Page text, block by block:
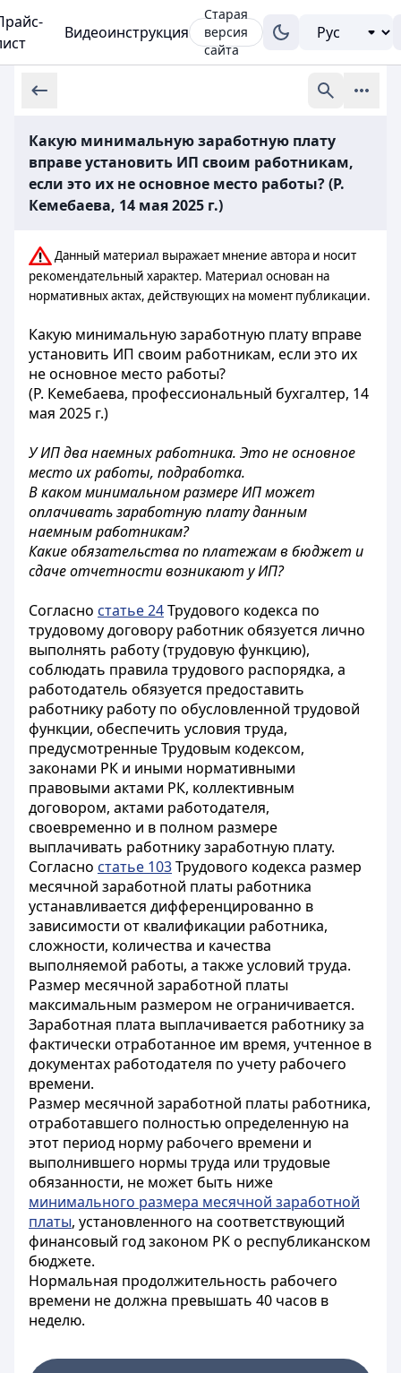
Видеоинструкция
Старая
версия
сайта
Какую минимальную заработную плату
вправе установить ИП своим работникам,
если это их не основное место работы? (Р.
Кемебаева, 14 мая 2025 г.)
Данный материал выражает мнение автора и носит
рекомендательный характер. Материал основан на
нормативных актах, действующих на момент публикации.
Какую минимальную заработную плату вправе
установить ИП своим работникам, если это их
не основное место работы?
(Р. Кемебаева, профессиональный бухгалтер, 14
мая 2025 г.)
У ИП два наемных работника. Это не основное
место их работы, подработка.
В каком минимальном размере ИП может
оплачивать заработную плату данным
наемным работникам?
Какие обязательства по платежам в бюджет и
сдаче отчетности возникают у ИП?
Согласно статье 24Трудового кодекса по
трудовому договору работник обязуется лично
выполнять работу (трудовую функцию),
соблюдать правила трудового распорядка, а
работодатель обязуется предоставить
работнику работу по обусловленной трудовой
функции, обеспечить условия труда,
предусмотренные Трудовым кодексом,
законами РК и иными нормативными
правовыми актами РК, коллективным
договором, актами работодателя,
своевременно и в полном размере
выплачивать работнику заработную плату.
Согласно статье 103Трудового кодекса размер
месячной заработной платы работника
устанавливается дифференцированно в
зависимости от квалификации работника,
сложности, количества и качества
выполняемой работы, а также условий труда.
Размер месячной заработной платы
максимальным размером не ограничивается.
Заработная плата выплачивается работнику за
фактически отработанное им время, учтенное в
документах работодателя по учету рабочего
времени.
Размер месячной заработной платы работника,
отработавшего полностью определенную на
этот период норму рабочего времени и
выполнившего нормы труда или трудовые
обязанности, не может быть ниже
минимального размера месячной заработной
платы, установленного на соответствующий
финансовый год законом РК о республиканском
бюджете.
Нормальная продолжительность рабочего
времени не должна превышать 40 часов в
неделю.